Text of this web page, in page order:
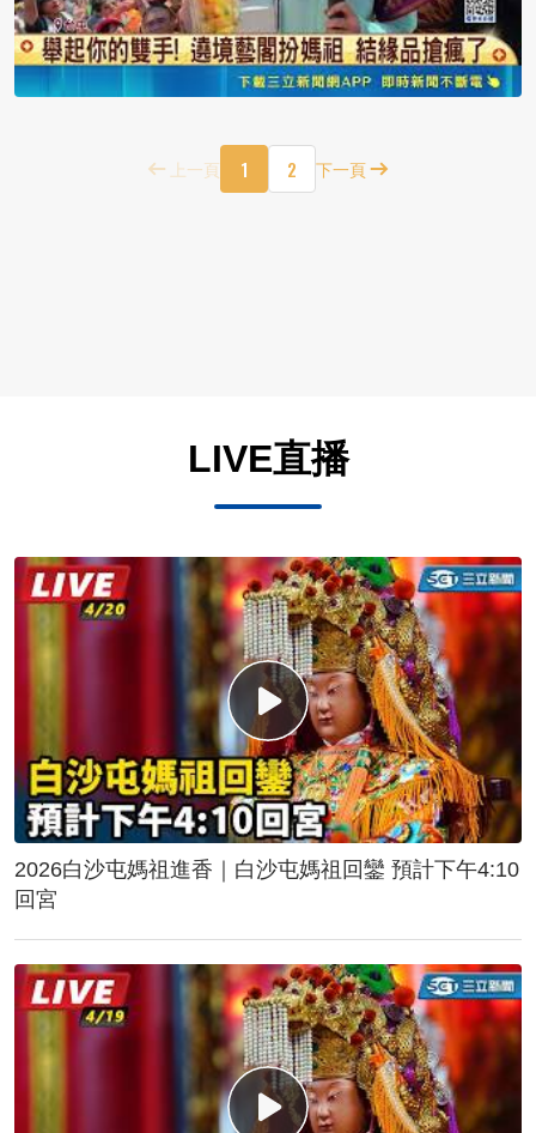
上一頁 1 2 下一頁
LIVE直播
2026白沙屯媽祖進香｜白沙屯媽祖回鑾 預計下午4:10
回宮